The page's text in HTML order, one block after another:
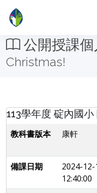
公開授課個
Christmas!
113學年度 碇內國
教科書版本 康軒
備課日期
2024-12-
12:40:00